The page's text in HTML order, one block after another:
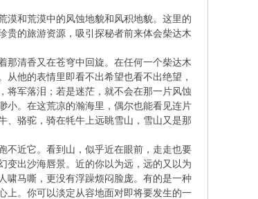
漠和荒漠中的风蚀地貌和风积地貌。这里的
贵的旅游资源，吸引探秘者前来体会柴达木
那清香又在苍穹中回旋。在任何一个柴达木
他的表情里即看不出希望也看不出绝望，
将军落泪；若是迷茫，就不会在那一片风蚀
小。在这荒凉的瀚海里，偶尔也能看见连片
、骆驼，骑在牦牛上远眺雪山，雪山又是那
不近它。看到山，似乎近在眼前，走走也要
变出沙海唇景。近的你以为远，远的又以为
啸马嘶，更没有浮躁烦闷脸庞。有的是一种
上。你可以淡定从容地面对即将要发生的一